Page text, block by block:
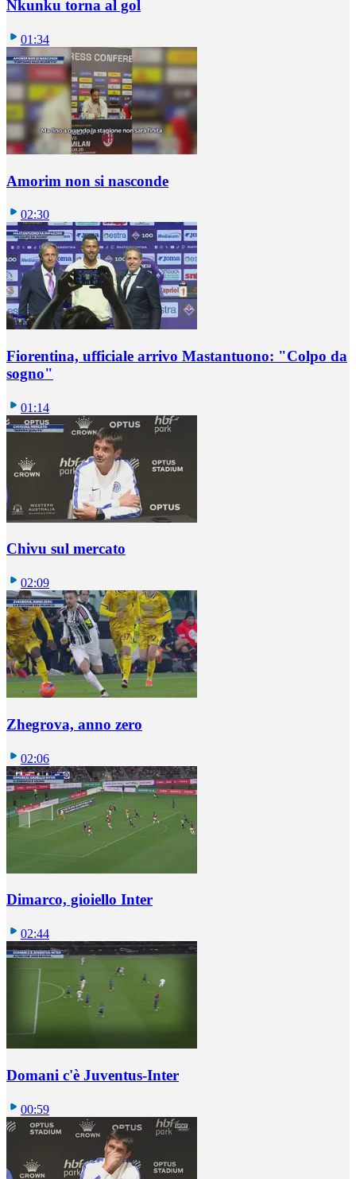
Nkunku torna al gol
01:34
Amorim non si nasconde
02:30
Fiorentina, ufficiale arrivo Mastantuono: "Colpo da
sogno"
01:14
Chivu sul mercato
02:09
Zhegrova, anno zero
02:06
Dimarco, gioiello Inter
02:44
Domani c'è Juventus-Inter
00:59